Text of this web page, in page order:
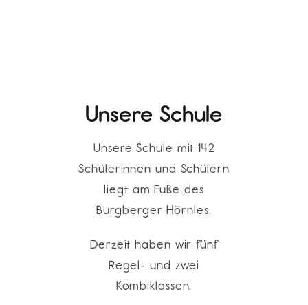
Unsere Schule
Unsere Schule mit 142
Schülerinnen und Schülern
liegt am Fuße des
Burgberger Hörnles.
Derzeit haben wir fünf
Regel- und zwei
Kombiklassen.